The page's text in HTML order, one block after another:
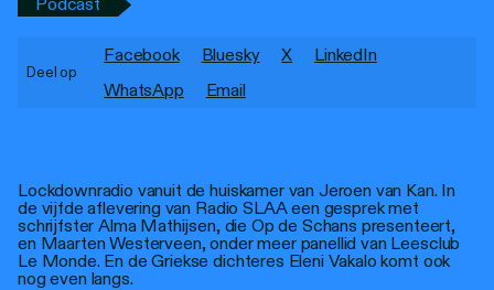
Lockdownradio vanuit de huiskamer van Jeroen van Kan. In
de vijfde aflevering van Radio SLAA een gesprek met
schrijfster Alma Mathijsen, die Op de Schans presenteert,
en Maarten Westerveen, onder meer panellid van Leesclub
Le Monde. En de Griekse dichteres Eleni Vakalo komt ook
nog even langs.
Deel op
Facebook Bluesky X
LinkedIn
WhatsApp
Email
Toegankelijkheid
Stadsdichter